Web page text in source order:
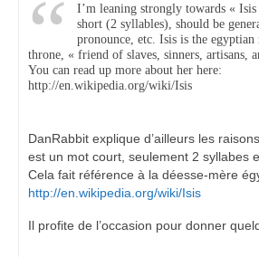
I’m leaning strongly towards «
short (2 syllables), should be
pronounce, etc. Isis is the
throne, « friend of slaves, sinners, artisans,
You can read up more about her here:
http://en.wikipedia.org/wiki/Isis
DanRabbit explique d’ailleurs les
est un mot court, seulement 2 syllabes
Cela fait référence à la déesse-mère
http://en.wikipedia.org/wiki/Isis
Il profite de l’occasion pour donner